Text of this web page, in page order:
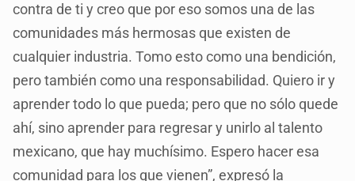
contra de ti y creo que por eso somos una de las
comunidades más hermosas que existen de
cualquier industria. Tomo esto como una bendición,
pero también como una responsabilidad. Quiero ir y
aprender todo lo que pueda; pero que no sólo quede
ahí, sino aprender para regresar y unirlo al talento
mexicano, que hay muchísimo. Espero hacer esa
comunidad para los que vienen”, expresó la